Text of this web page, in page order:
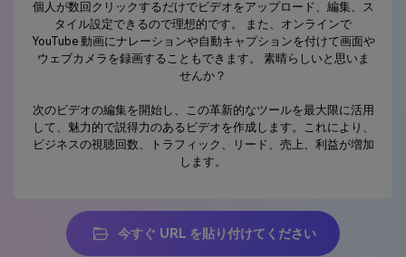
個人が数回クリックするだけでビデオをアップロード、編集、ス
タイル設定できるので理想的です。 また、オンラインで
YouTube 動画にナレーションや自動キャプションを付けて画面や
ウェブカメラを録画することもできます。 素晴らしいと思いま
せんか？
次のビデオの編集を開始し、この革新的なツールを最大限に活用
して、魅力的で説得力のあるビデオを作成します。これにより、
ビジネスの視聴回数、トラフィック、リード、売上、利益が増加
します。
今すぐ URL を貼り付けてください